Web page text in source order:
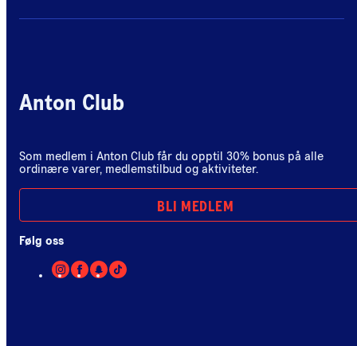
Anton Club
Som medlem i Anton Club får du opptil 30% bonus på alle
ordinære varer, medlemstilbud og aktiviteter.
BLI MEDLEM
Følg oss